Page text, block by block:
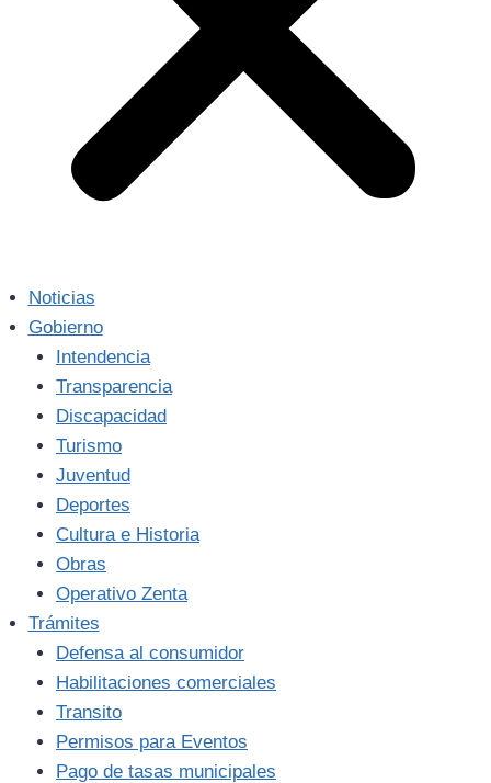
Noticias
Gobierno
Intendencia
Transparencia
Discapacidad
Turismo
Juventud
Deportes
Cultura e Historia
Obras
Operativo Zenta
Trámites
Defensa al consumidor
Habilitaciones comerciales
Transito
Permisos para Eventos
Pago de tasas municipales